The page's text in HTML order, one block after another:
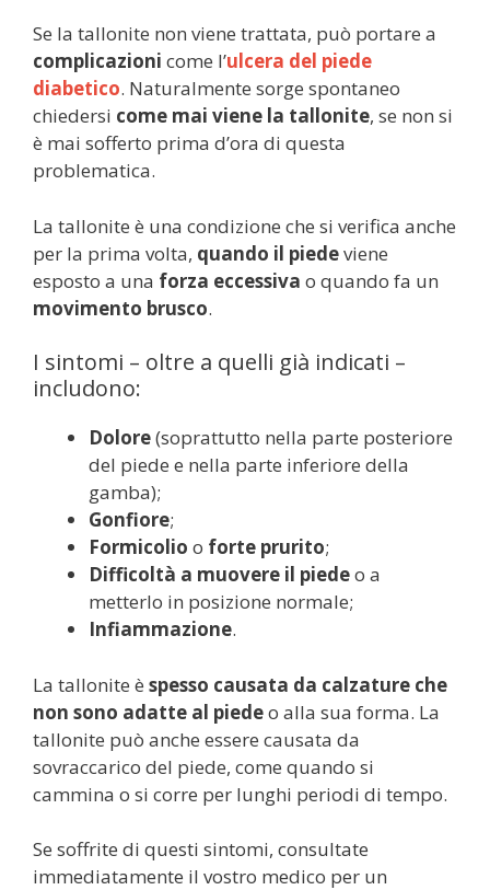
Se la tallonite non viene trattata, può portare a
complicazioni come l’ulcera del piede
diabetico. Naturalmente sorge spontaneo
chiedersi come mai viene la tallonite, se non si
è mai sofferto prima d’ora di questa
problematica.
La tallonite è una condizione che si verifica anche
per la prima volta, quando il piedeviene
esposto a una forza eccessiva o quando fa un
movimento brusco.
I sintomi – oltre a quelli già indicati –
includono:
Dolore(soprattutto nella parte posteriore
del piede e nella parte inferiore della
gamba);
Gonfiore;
Formicolio o forte prurito;
Difficoltà a muovere il piedeo a
metterlo in posizione normale;
Infiammazione.
La tallonite è spesso causata da calzature che
non sono adatte al piedeo alla sua forma. La
tallonite può anche essere causata da
sovraccarico del piede, come quando si
cammina o si corre per lunghi periodi di tempo.
Se soffrite di questi sintomi, consultate
immediatamente il vostro medico per un